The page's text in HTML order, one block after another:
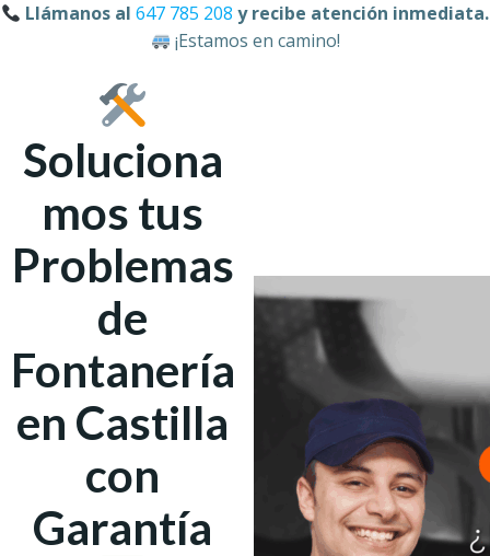
Llámanos al647 785 208 y recibe atención inmediata.
¡Estamos en camino!
Soluciona
mos tus
Problemas
de
Fontanería
en Castilla
con
Garantía